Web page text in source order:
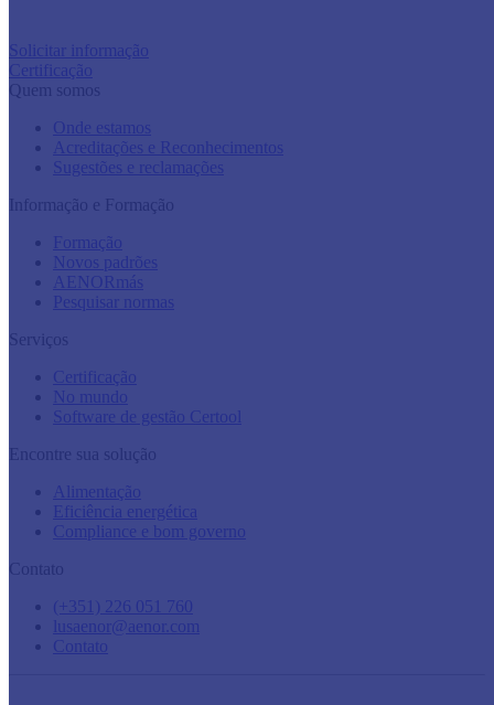
Solicitar informação
Certificação
Quem somos
Onde estamos
Acreditações e Reconhecimentos
Sugestões e reclamações
Informação e Formação
Formação
Novos padrões
AENORmás
Pesquisar normas
Serviços
Certificação
No mundo
Software de gestão Certool
Encontre sua solução
Alimentação
Eficiência energética
Compliance e bom governo
Contato
(+351) 226 051 760
lusaenor@aenor.com
Contato